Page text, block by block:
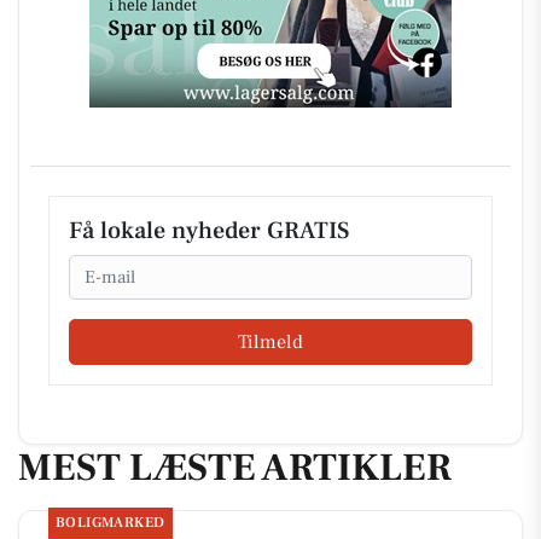
Få lokale nyheder GRATIS
Email
Tilmeld
MEST LÆSTE ARTIKLER
BOLIGMARKED